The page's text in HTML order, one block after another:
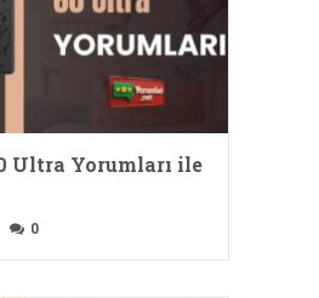
Ultra Yorumları ile
0